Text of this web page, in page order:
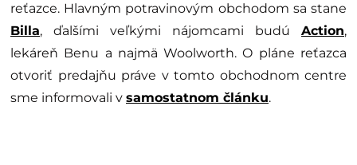
reťazce. Hlavným potravinovým obchodom sa stane
Billa, ďalšími veľkými nájomcami budú Action,
lekáreň Benu a najmä Woolworth. O pláne reťazca
otvoriť predajňu práve v tomto obchodnom centre
sme informovali v samostatnom článku.